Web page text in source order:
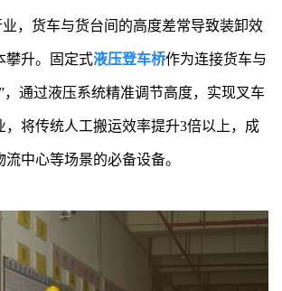
，货车与货台间的高度差常导致装卸效
攀升。固定式液压登车桥作为连接货车与
，通过液压系统精准调节高度，实现叉车
，将传统人工搬运效率提升3倍以上，成
中心等场景的必备设备。